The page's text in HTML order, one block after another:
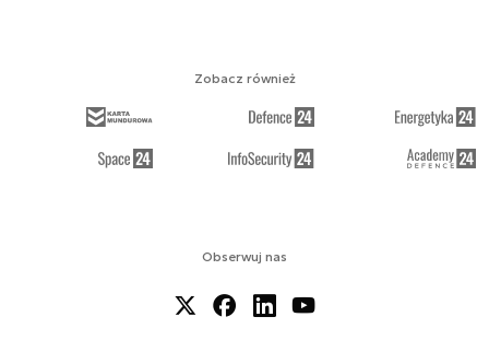
Obserwuj nas
Zobacz również